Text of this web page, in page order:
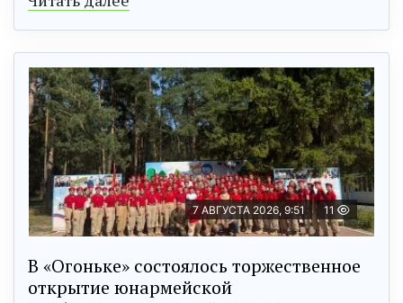
7 АВГУСТА 2026, 9:51 11
В «Огоньке» состоялось торжественное
открытие юнармейской